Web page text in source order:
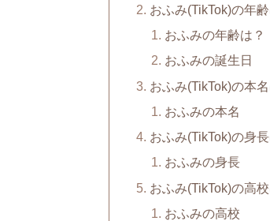
おふみ(TikTok)の年齢
おふみの年齢は？
おふみの誕生日
おふみ(TikTok)の本名
おふみの本名
おふみ(TikTok)の身長
おふみの身長
おふみ(TikTok)の高校
おふみの高校